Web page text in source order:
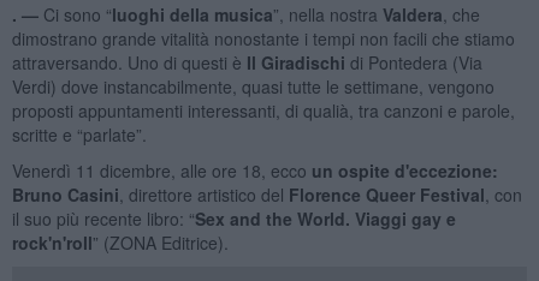
. — Ci sono “luoghi della musica”, nella nostra Valdera , che
dimostrano grande vitalità nonostante i tempi non facili che stiamo
attraversando. Uno di questi è Il Giradischi di Pontedera (Via
Verdi) dove instancabilmente, quasi tutte le settimane, vengono
proposti appuntamenti interessanti, di qualià, tra canzoni e parole,
scritte e “parlate”.
Venerdì 11 dicembre, alle ore 18, ecco un ospite d'eccezione:
Bruno Casini , direttore artistico del Florence Queer Festival , con
il suo più recente libro: “Sex and the World. Viaggi gay e
rock'n'roll” (ZONA Editrice).